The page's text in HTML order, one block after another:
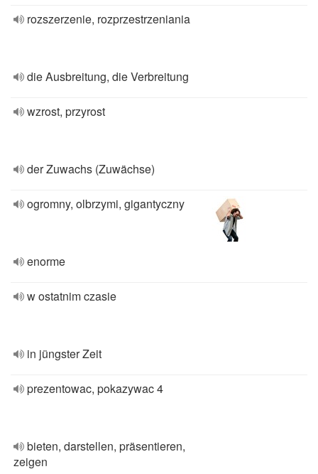
rozszerzenie, rozprzestrzeniania
die Ausbreitung, die Verbreitung
wzrost, przyrost
der Zuwachs (Zuwächse)
ogromny, olbrzymi, gigantyczny
enorme
w ostatnim czasie
in jüngster Zeit
prezentowac, pokazywac 4
bieten, darstellen, präsentieren,
zeigen